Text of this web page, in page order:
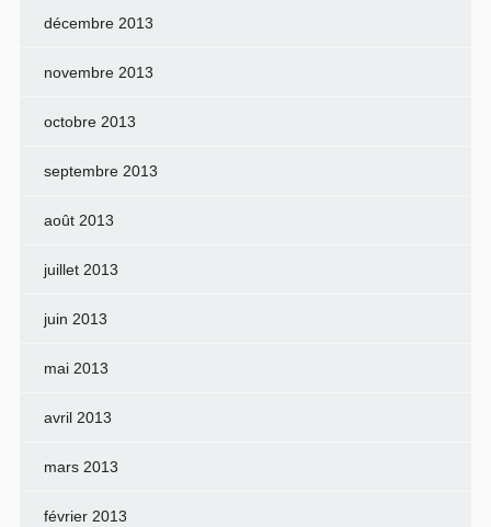
décembre 2013
novembre 2013
octobre 2013
septembre 2013
août 2013
juillet 2013
juin 2013
mai 2013
avril 2013
mars 2013
février 2013